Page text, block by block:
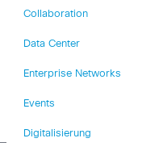
Collaboration
Data Center
Enterprise Networks
Events
Digitalisierung